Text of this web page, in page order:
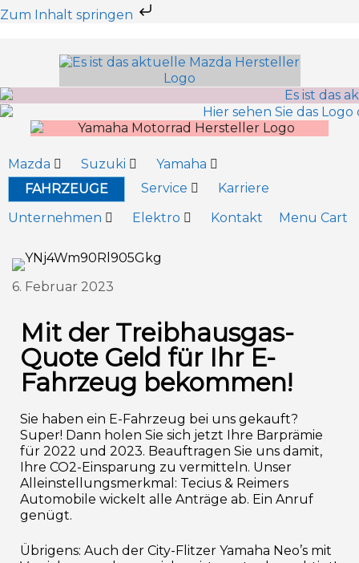
Zum Inhalt springen
Mazda Suzuki
Yamaha
FAHRZEUGE
Service
Karriere
Unternehmen
Elektro Kontakt Menu Cart
6. Februar 2023
Mit der Treibhausgas-
Quote Geld für Ihr E-
Fahrzeug bekommen!
Sie haben ein E-Fahrzeug bei uns gekauft?
Super! Dann holen Sie sich jetzt Ihre Barprämie
für 2022 und 2023. Beauftragen Sie uns damit,
Ihre CO2-Einsparung zu vermitteln. Unser
Alleinstellungsmerkmal: Tecius & Reimers
Automobile wickelt alle Anträge ab. Ein Anruf
genügt.
Übrigens: Auch der City-Flitzer Yamaha Neo’s mit